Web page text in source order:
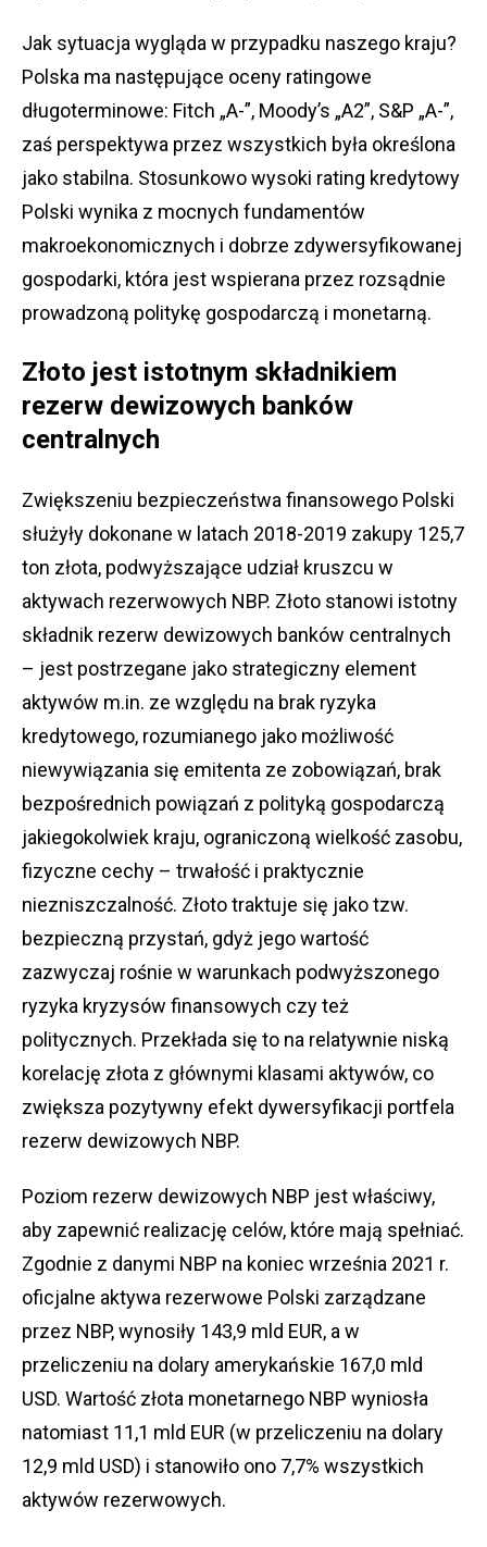
Jak sytuacja wygląda w przypadku naszego kraju?
Polska ma następujące oceny ratingowe
długoterminowe: Fitch „A-”, Moody’s „A2”, S&P „A-”,
zaś perspektywa przez wszystkich była określona
jako stabilna. Stosunkowo wysoki rating kredytowy
Polski wynika z mocnych fundamentów
makroekonomicznych i dobrze zdywersyfikowanej
gospodarki, która jest wspierana przez rozsądnie
prowadzoną politykę gospodarczą i monetarną.
Złoto jest istotnym składnikiem
rezerw dewizowych banków
centralnych
Zwiększeniu bezpieczeństwa finansowego Polski
służyły dokonane w latach 2018-2019 zakupy 125,7
ton złota, podwyższające udział kruszcu w
aktywach rezerwowych NBP. Złoto stanowi istotny
składnik rezerw dewizowych banków centralnych
– jest postrzegane jako strategiczny element
aktywów m.in. ze względu na brak ryzyka
kredytowego, rozumianego jako możliwość
niewywiązania się emitenta ze zobowiązań, brak
bezpośrednich powiązań z polityką gospodarczą
jakiegokolwiek kraju, ograniczoną wielkość zasobu,
fizyczne cechy – trwałość i praktycznie
niezniszczalność. Złoto traktuje się jako tzw.
bezpieczną przystań, gdyż jego wartość
zazwyczaj rośnie w warunkach podwyższonego
ryzyka kryzysów finansowych czy też
politycznych. Przekłada się to na relatywnie niską
korelację złota z głównymi klasami aktywów, co
zwiększa pozytywny efekt dywersyfikacji portfela
rezerw dewizowych NBP.
Poziom rezerw dewizowych NBP jest właściwy,
aby zapewnić realizację celów, które mają spełniać.
Zgodnie z danymi NBP na koniec września 2021 r.
oficjalne aktywa rezerwowe Polski zarządzane
przez NBP, wynosiły 143,9 mld EUR, a w
przeliczeniu na dolary amerykańskie 167,0 mld
USD. Wartość złota monetarnego NBP wyniosła
natomiast 11,1 mld EUR (w przeliczeniu na dolary
12,9 mld USD) i stanowiło ono 7,7% wszystkich
aktywów rezerwowych.